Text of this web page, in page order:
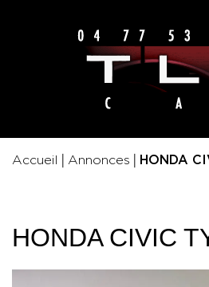
Accueil | Annonces | HONDA
HONDA CIVIC